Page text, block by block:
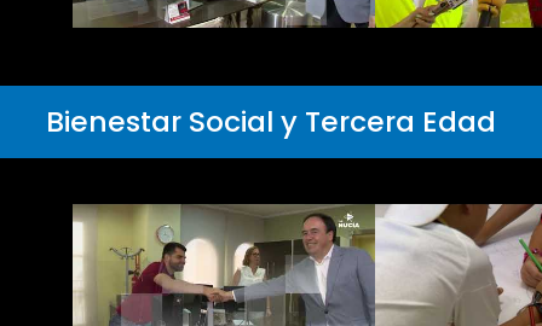
Bienestar Social y Tercera Edad